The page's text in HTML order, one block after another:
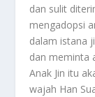
dan sulit
mengadopsi
dalam istana
dan meminta
Anak Jin itu
wajah Han